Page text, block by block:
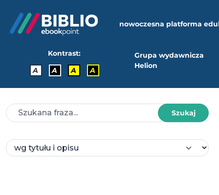
nowoczesna platforma
Kontrast:
A
A A A
Grupa wydawnicza
Helion
Szukaj